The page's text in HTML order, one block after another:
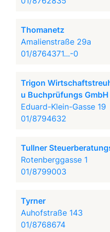
Thomanetz
Amalienstraße 29a
01/8764371...-0
Trigon
u Buchprüfungs GmbH
Eduard-Klein-Gasse 19
01/8794632
Tullner
Rotenberggasse 1
01/8799003
Tyrner
Auhofstraße 143
01/8768674